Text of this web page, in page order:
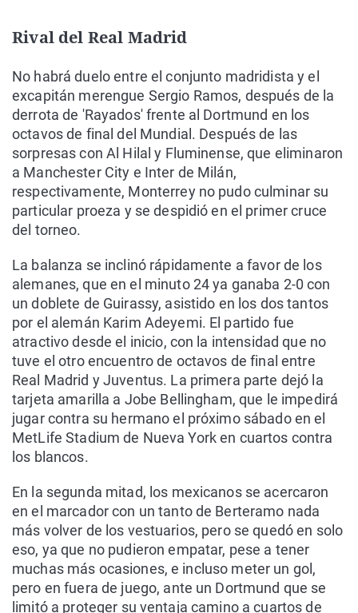
Rival del Real Madrid
No habrá duelo entre el conjunto madridista y el
excapitán merengue Sergio Ramos, después de la
derrota de 'Rayados' frente al Dortmund en los
octavos de final del Mundial. Después de las
sorpresas con Al Hilal y Fluminense, que eliminaron
a Manchester City e Inter de Milán,
respectivamente, Monterrey no pudo culminar su
particular proeza y se despidió en el primer cruce
del torneo.
La balanza se inclinó rápidamente a favor de los
alemanes, que en el minuto 24 ya ganaba 2-0 con
un doblete de Guirassy, asistido en los dos tantos
por el alemán Karim Adeyemi. El partido fue
atractivo desde el inicio, con la intensidad que no
tuve el otro encuentro de octavos de final entre
Real Madrid y Juventus. La primera parte dejó la
tarjeta amarilla a Jobe Bellingham, que le impedirá
jugar contra su hermano el próximo sábado en el
MetLife Stadium de Nueva York en cuartos contra
los blancos.
En la segunda mitad, los mexicanos se acercaron
en el marcador con un tanto de Berteramo nada
más volver de los vestuarios, pero se quedó en solo
eso, ya que no pudieron empatar, pese a tener
muchas más ocasiones, e incluso meter un gol,
pero en fuera de juego, ante un Dortmund que se
limitó a proteger su ventaja camino a cuartos de